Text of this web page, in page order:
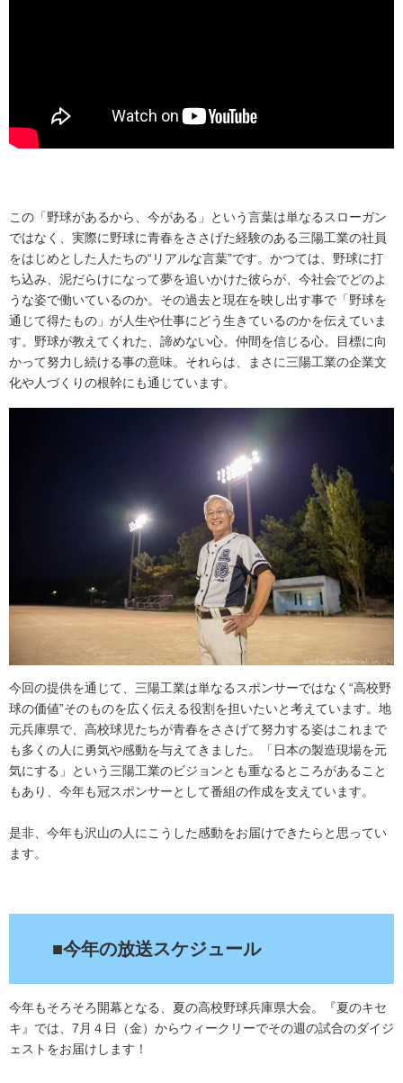
この「野球があるから、今がある」という言葉は単なるスローガン
ではなく、実際に野球に青春をささげた経験のある三陽工業の社員
をはじめとした人たちの“リアルな言葉”です。かつては、野球に打
ち込み、泥だらけになって夢を追いかけた彼らが、今社会でどのよ
うな姿で働いているのか。その過去と現在を映し出す事で「野球を
通じて得たもの」が人生や仕事にどう生きているのかを伝えていま
す。野球が教えてくれた、諦めない心。仲間を信じる心。目標に向
かって努力し続ける事の意味。それらは、まさに三陽工業の企業文
化や人づくりの根幹にも通じています。
今回の提供を通じて、三陽工業は単なるスポンサーではなく“高校野
球の価値”そのものを広く伝える役割を担いたいと考えています。地
元兵庫県で、高校球児たちが青春をささげて努力する姿はこれまで
も多くの人に勇気や感動を与えてきました。「日本の製造現場を元
気にする」という三陽工業のビジョンとも重なるところがあること
もあり、今年も冠スポンサーとして番組の作成を支えています。
是非、今年も沢山の人にこうした感動をお届けできたらと思ってい
ます。
■今年の放送スケジュール
今年もそろそろ開幕となる、夏の高校野球兵庫県大会。『夏のキセ
キ』では、7月４日（金）からウィークリーでその週の試合のダイジ
ェストをお届けします！